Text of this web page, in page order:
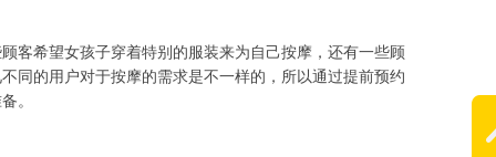
客希望女孩子穿着特别的服装来为自己按摩，还有一些顾
同的用户对于按摩的需求是不一样的，所以通过提前预约
。